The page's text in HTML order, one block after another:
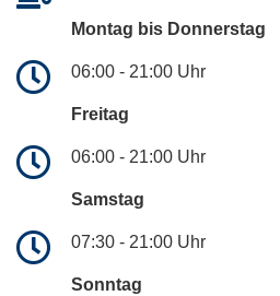
Montag bis Donnerstag
06:00 - 21:00 Uhr
Freitag
06:00 - 21:00 Uhr
Samstag
07:30 - 21:00 Uhr
Sonntag